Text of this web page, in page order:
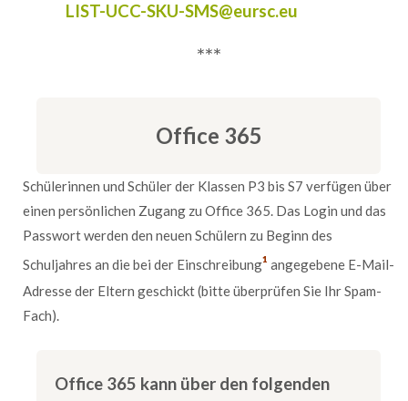
LIST-UCC-SKU-SMS@eursc.eu
***
Office 365
Schülerinnen und Schüler der Klassen P3 bis S7 verfügen über
einen persönlichen Zugang zu Office 365. Das Login und das
Passwort werden den neuen Schülern zu Beginn des
Schuljahres an die bei der Einschreibung¹ angegebene E-Mail-
Adresse der Eltern geschickt (bitte überprüfen Sie Ihr Spam-
Fach).
Office 365 kann über den folgenden